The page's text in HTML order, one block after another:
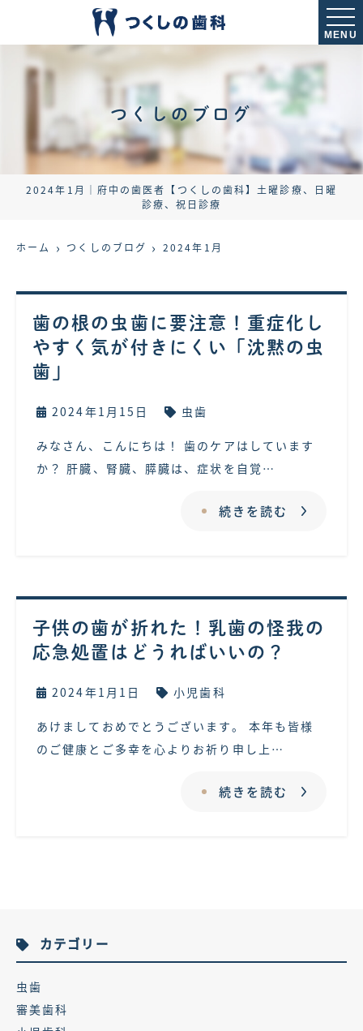
MENU
つくしのブログ
2024年1月｜府中の歯医者【つくしの歯科】土曜診療、日曜
診療、祝日診療
ホーム つくしのブログ 2024年1月
歯の根の虫歯に要注意！重症化し
やすく気が付きにくい「沈黙の虫
歯」
2024年1月15日 虫歯
みなさん、こんにちは！ 歯のケアはしています
か？ 肝臓、腎臓、膵臓は、症状を自覚…
続きを読む
子供の歯が折れた！乳歯の怪我の
応急処置はどうればいいの？
2024年1月1日 小児歯科
あけましておめでとうございます。 本年も皆様
のご健康とご多幸を心よりお祈り申し上…
続きを読む
カテゴリー
虫歯
審美歯科